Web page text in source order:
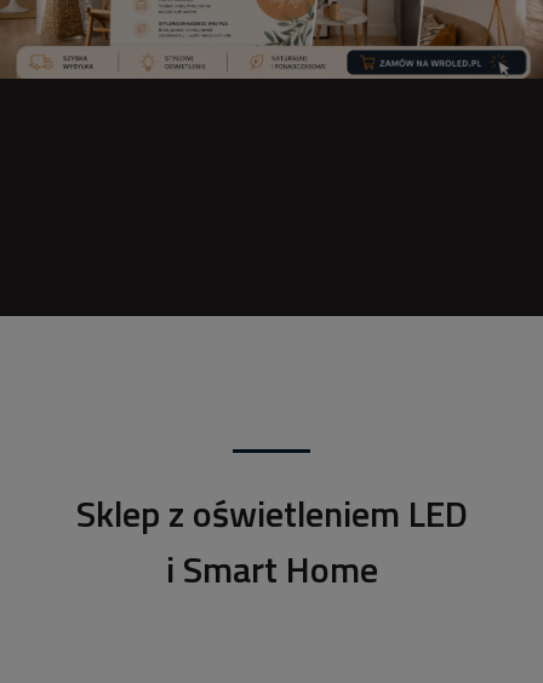
Sklep z oświetleniem LED
i Smart Home